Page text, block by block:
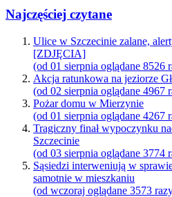
Najczęściej czytane
Ulice w Szczecinie zalane,
[ZDJĘCIA]
(od 01 sierpnia oglądane 8526
Akcja ratunkowa na jeziorze
(od 02 sierpnia oglądane 4967
Pożar domu w Mierzynie
(od 01 sierpnia oglądane 4267
Tragiczny finał wypoczynku
Szczecinie
(od 03 sierpnia oglądane 3774
Sąsiedzi interweniują w
samotnie w mieszkaniu
(od wczoraj oglądane 3573